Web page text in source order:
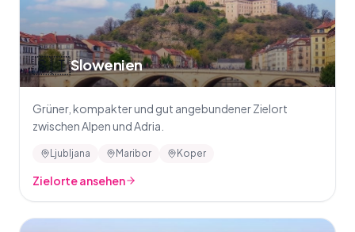
🇸🇮Slowenien
Grüner, kompakter und gut angebundener Zielort
zwischen Alpen und Adria.
Ljubljana Maribor Koper
Zielorte ansehen